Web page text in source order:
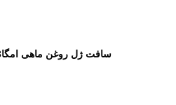
سافت ژل روغن ماهی امگا3 بدون جیوه فرمولیتد ساینسز 60عددی